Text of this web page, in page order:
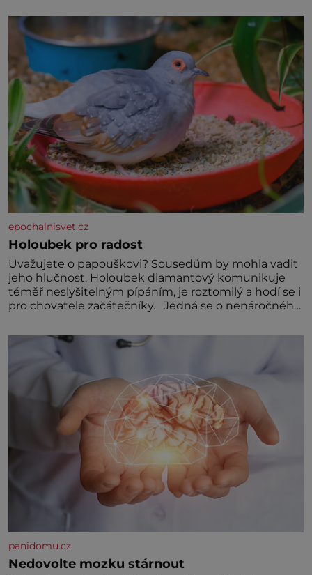
jednoduchost, měkkost a bezpečí, proto by pokoj
miminka měl působit především klidně a útulně.
Předškolní věk je
epochalnisvet.cz
Holoubek pro radost
Uvažujete o papouškovi? Sousedům by mohla vadit
jeho hlučnost. Holoubek diamantový komunikuje
téměř neslyšitelným pípáním, je roztomilý a hodí se i
pro chovatele začátečníky. Jedná se o nenáročného
Hodně času tráví na zemi, kde sbírá zbytky semínek
Jeho domovinou je prakticky celá Austrálie s
výjimkou pobřežní oblasti.
panidomu.cz
Nedovolte mozku stárnout